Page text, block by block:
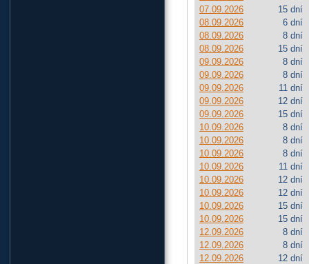
07.09.2026
15 dní
08.09.2026
6 dní
08.09.2026
8 dní
08.09.2026
15 dní
09.09.2026
8 dní
09.09.2026
8 dní
09.09.2026
11 dní
09.09.2026
12 dní
09.09.2026
15 dní
10.09.2026
8 dní
10.09.2026
8 dní
10.09.2026
8 dní
10.09.2026
11 dní
10.09.2026
12 dní
10.09.2026
12 dní
10.09.2026
15 dní
10.09.2026
15 dní
12.09.2026
8 dní
12.09.2026
8 dní
12.09.2026
12 dní